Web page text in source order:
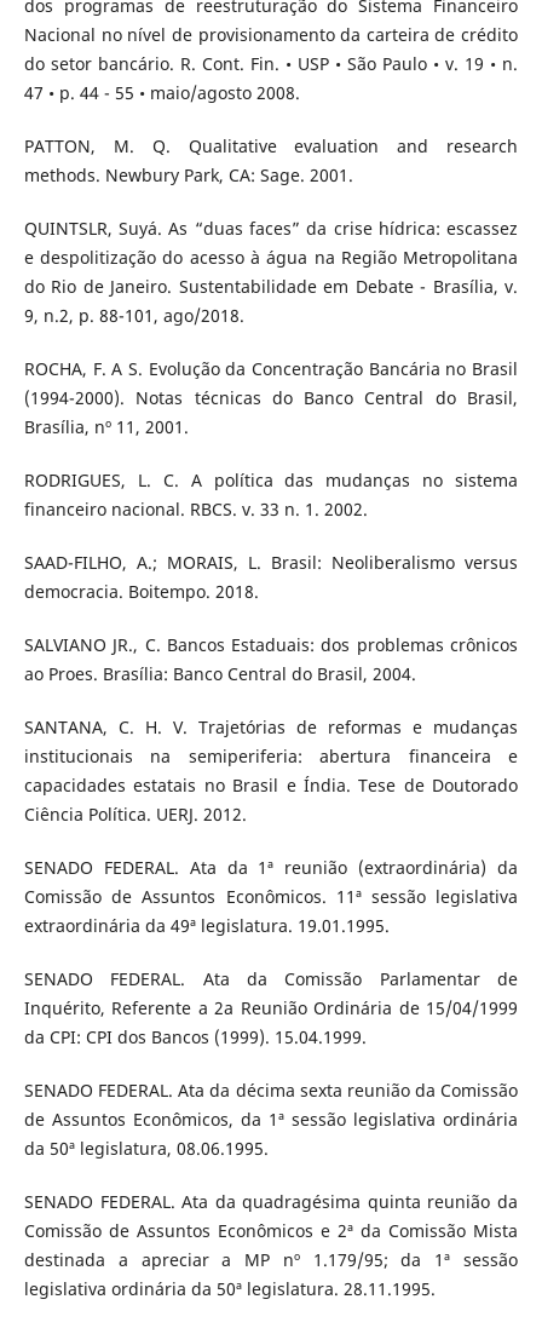
dos programas de reestruturação do Sistema Financeiro
Nacional no nível de provisionamento da carteira de crédito
do setor bancário. R. Cont. Fin. • USP • São Paulo • v. 19 • n.
47 • p. 44 - 55 • maio/agosto 2008.
PATTON, M. Q. Qualitative evaluation and research
methods. Newbury Park, CA: Sage. 2001.
QUINTSLR, Suyá. As “duas faces” da crise hídrica: escassez
e despolitização do acesso à água na Região Metropolitana
do Rio de Janeiro. Sustentabilidade em Debate - Brasília, v.
9, n.2, p. 88-101, ago/2018.
ROCHA, F. A S. Evolução da Concentração Bancária no Brasil
(1994-2000). Notas técnicas do Banco Central do Brasil,
Brasília, nº 11, 2001.
RODRIGUES, L. C. A política das mudanças no sistema
financeiro nacional. RBCS. v. 33 n. 1. 2002.
SAAD-FILHO, A.; MORAIS, L. Brasil: Neoliberalismo versus
democracia. Boitempo. 2018.
SALVIANO JR., C. Bancos Estaduais: dos problemas crônicos
ao Proes. Brasília: Banco Central do Brasil, 2004.
SANTANA, C. H. V. Trajetórias de reformas e mudanças
institucionais na semiperiferia: abertura financeira e
capacidades estatais no Brasil e Índia. Tese de Doutorado
Ciência Política. UERJ. 2012.
SENADO FEDERAL. Ata da 1ª reunião (extraordinária) da
Comissão de Assuntos Econômicos. 11ª sessão legislativa
extraordinária da 49ª legislatura. 19.01.1995.
SENADO FEDERAL. Ata da Comissão Parlamentar de
Inquérito, Referente a 2a Reunião Ordinária de 15/04/1999
da CPI: CPI dos Bancos (1999). 15.04.1999.
SENADO FEDERAL. Ata da décima sexta reunião da Comissão
de Assuntos Econômicos, da 1ª sessão legislativa ordinária
da 50ª legislatura, 08.06.1995.
SENADO FEDERAL. Ata da quadragésima quinta reunião da
Comissão de Assuntos Econômicos e 2ª da Comissão Mista
destinada a apreciar a MP nº 1.179/95; da 1ª sessão
legislativa ordinária da 50ª legislatura. 28.11.1995.